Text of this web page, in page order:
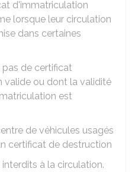
d'immatriculation
lorsque leur circulation
dans certaines
pas de certificat
valide ou dont la validité
est
de véhicules usagés
certificat de destruction
à la circulation.